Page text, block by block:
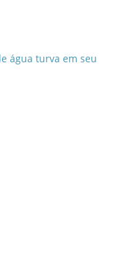
água turva em seu